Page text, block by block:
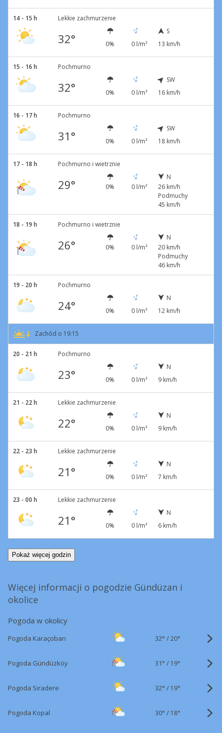
14 - 15 h Lekkie zachmurzenie
32° 0% 0 l/m²
S
13 km/h
15 - 16 h Pochmurno
32° 0% 0 l/m²
SW
16 km/h
16 - 17 h Pochmurno
31° 0% 0 l/m²
SW
18 km/h
17 - 18 h Pochmurno i wietrznie
29° 0% 0 l/m²
N
26 km/h
Podmuchy
45 km/h
18 - 19 h Pochmurno i wietrznie
26° 0% 0 l/m²
N
20 km/h
Podmuchy
46 km/h
19 - 20 h Pochmurno
24° 0% 0 l/m²
N
12 km/h
Zachód o 19:15
20 - 21 h Pochmurno
23° 0% 0 l/m²
N
9 km/h
21 - 22 h Lekkie zachmurzenie
22° 0% 0 l/m²
N
9 km/h
22 - 23 h Lekkie zachmurzenie
21° 0% 0 l/m²
N
7 km/h
23 - 00 h Lekkie zachmurzenie
21° 0% 0 l/m²
N
6 km/h
Pokaż więcej godzin
Więcej informacji o pogodzie Gündüzan i
okolice
Pogoda w okolicy
Pogoda Karaçoban 32° /20°
Pogoda Gündüzköy 31° / 19°
Pogoda Sıradere 32° / 19°
Pogoda Kopal 30° / 18°